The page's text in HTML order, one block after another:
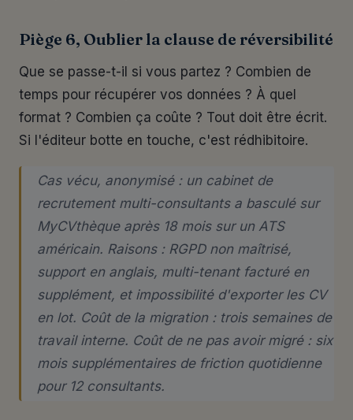
Piège 6, Oublier la clause de réversibilité
Que se passe-t-il si vous partez ? Combien de
temps pour récupérer vos données ? À quel
format ? Combien ça coûte ? Tout doit être écrit.
Si l'éditeur botte en touche, c'est rédhibitoire.
Cas vécu, anonymisé : un cabinet de
recrutement multi-consultants a basculé sur
MyCVthèque après 18 mois sur un ATS
américain. Raisons : RGPD non maîtrisé,
support en anglais, multi-tenant facturé en
supplément, et impossibilité d'exporter les CV
en lot. Coût de la migration : trois semaines de
travail interne. Coût de ne pas avoir migré : six
mois supplémentaires de friction quotidienne
pour 12 consultants.